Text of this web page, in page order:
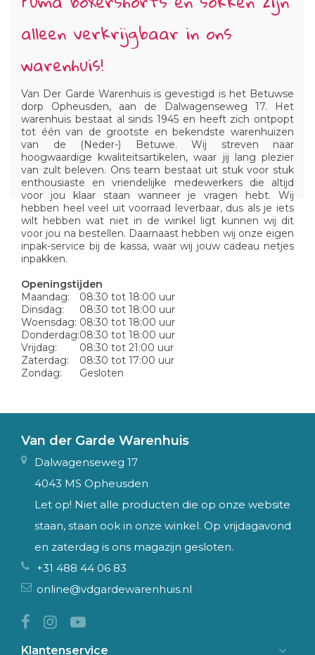
alleen verkrijgbaar in ons
warenhuis!
Van Der Garde Warenhuis is gevestigd is het Betuwse
dorp Opheusden, aan de Dalwagenseweg 17. Het
warenhuis bestaat al sinds 1945 en heeft zich ontpopt
tot één van de grootste en bekendste warenhuizen
van de (Neder-) Betuwe. Wij streven naar
hoogwaardige kwaliteitsartikelen, waar jij lang plezier
van zult beleven. Ons team bestaat uit stuk voor stuk
enthousiaste en vriendelijke medewerkers die altijd
voor jou klaar staan wanneer je vragen hebt. Wij
hebben heel veel uit voorraad leverbaar, dus als je iets
wilt hebben wat niet in de winkel ligt kunnen wij dit
voor jou na bestellen. Daarnaast hebben wij onze eigen
inpak-service bij de kassa, waar wij jouw cadeau netjes
inpakken.
Openingstijden
Maandag:
08:30 tot 18:00 uur
Dinsdag:
08:30 tot 18:00 uur
Woensdag: 08:30 tot 18:00 uur
Donderdag:08:30 tot 18:00 uur
Vrijdag:
08:30 tot 21:00 uur
Zaterdag:
08:30 tot 17:00 uur
Zondag:
Gesloten
Van der Garde Warenhuis
Dalwagenseweg 17
4043 MS Opheusden
Let op! Niet alle producten die op onze website
staan, staan ook in onze winkel. Op vrijdagavond
en zaterdag is ons magazijn gesloten.
+31 488 44 06 83
online@vdgardewarenhuis.nl
Klantenservice